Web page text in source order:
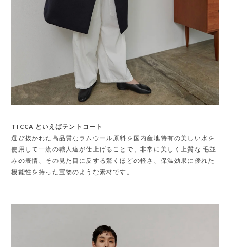
TICCA といえばテントコート
選び抜かれた高品質なラムウール原料を国内産地特有の美しい水を
使用して一流の職人達が仕上げることで、非常に美しく上質な 毛並
みの表情、その見た目に反する驚くほどの軽さ、保温効果に優れた
機能性を持った宝物のような素材です。